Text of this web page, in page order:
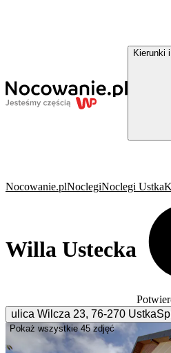
Kierunki
Nocowanie.plNoclegiNoclegi Ustka
Willa Ustecka
ulica Wilcza 23, 76-270 Ustka
Pokaż wszystkie 45 zdjęć